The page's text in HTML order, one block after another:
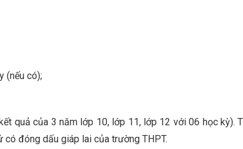
(nếu có);
quả của 3 năm lớp 10, lớp 11, lớp 12 với 06 học kỳ).
đóng dấu giáp lai của trường THPT.